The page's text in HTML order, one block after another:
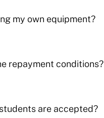
my own equipment?
repayment conditions?
are accepted?